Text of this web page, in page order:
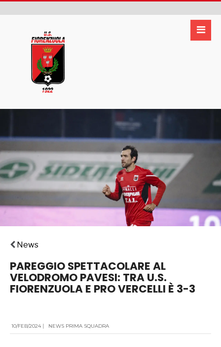
News
PAREGGIO SPETTACOLARE AL
VELODROMO PAVESI: TRA U.S.
FIORENZUOLA E PRO VERCELLI È 3-3
10/FEB/2024 | NEWS PRIMA SQUADRA